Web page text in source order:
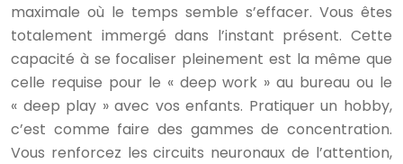
maximale où le temps semble s’effacer. Vous êtes
totalement immergé dans l’instant présent. Cette
capacité à se focaliser pleinement est la même que
celle requise pour le « deep work » au bureau ou le
« deep play » avec vos enfants. Pratiquer un hobby,
c’est comme faire des gammes de concentration.
Vous renforcez les circuits neuronaux de l’attention,